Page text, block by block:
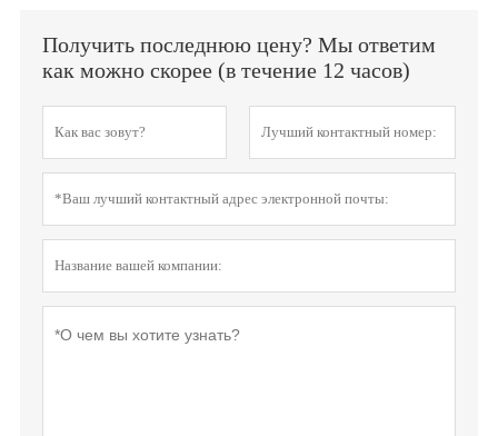
Получить последнюю цену? Мы ответим
как можно скорее (в течение 12 часов)